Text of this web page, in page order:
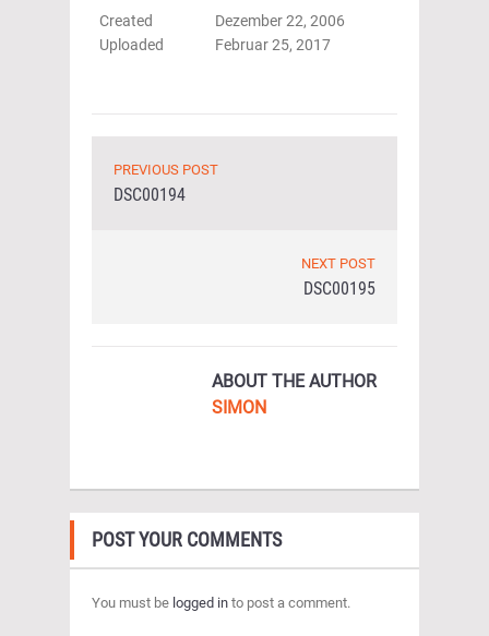
Created
Dezember 22, 2006
Uploaded
Februar 25, 2017
PREVIOUS POST
DSC00194
NEXT POST
DSC00195
ABOUT THE AUTHOR
SIMON
POST YOUR COMMENTS
You must be logged in to post a comment.